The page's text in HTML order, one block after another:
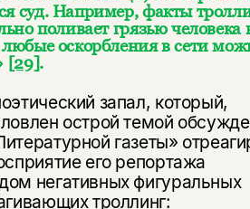
суд. Например, факты
поливает грязью человека
оскорбления в сети
[29].
запал, который,
острой темой
газеты»
его репортажа
негативных фигуральных
троллинг: